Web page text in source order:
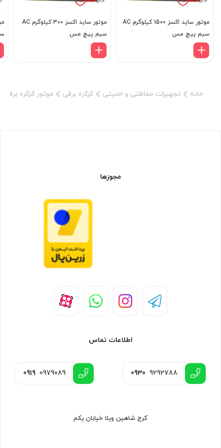
موتور ساید اکسز 1500 کیلوگرم AC
سیم پیچ مس
موتور ساید اکسز 300 کیلوگرم AC
سیم پیچ مس
خانه تجهیزات حفاظتی و امنیتی کرکره برقی موتور کرکره برقی
مجوزها
اطلاعات تماس
0930 9292788
0919 0979089
کرج شاهین ویلا خیابان یکم